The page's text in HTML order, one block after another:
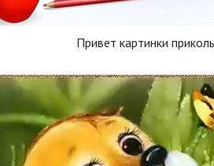
Привет картинки